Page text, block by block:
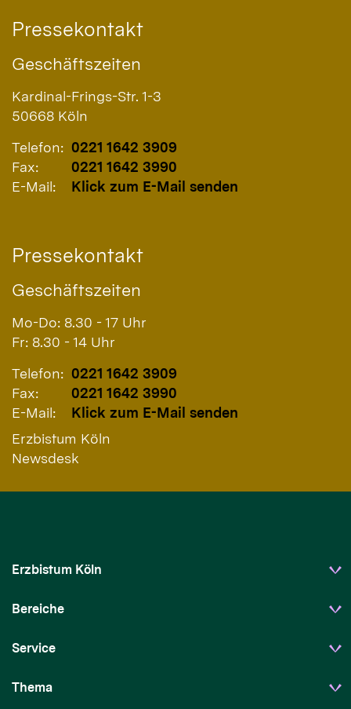
Pressekontakt
Geschäftszeiten
Kardinal-Frings-Str. 1-3
50668 Köln
Telefon: 0221 1642 3909
Fax:
0221 1642 3990
E-Mail:
Klick zum E-Mail senden
Pressekontakt
Geschäftszeiten
Mo-Do: 8.30 - 17 Uhr
Fr: 8.30 - 14 Uhr
Telefon: 0221 1642 3909
Fax:
0221 1642 3990
E-Mail:
Klick zum E-Mail senden
Erzbistum Köln
Newsdesk
Erzbistum Köln
Bereiche
Service
Thema